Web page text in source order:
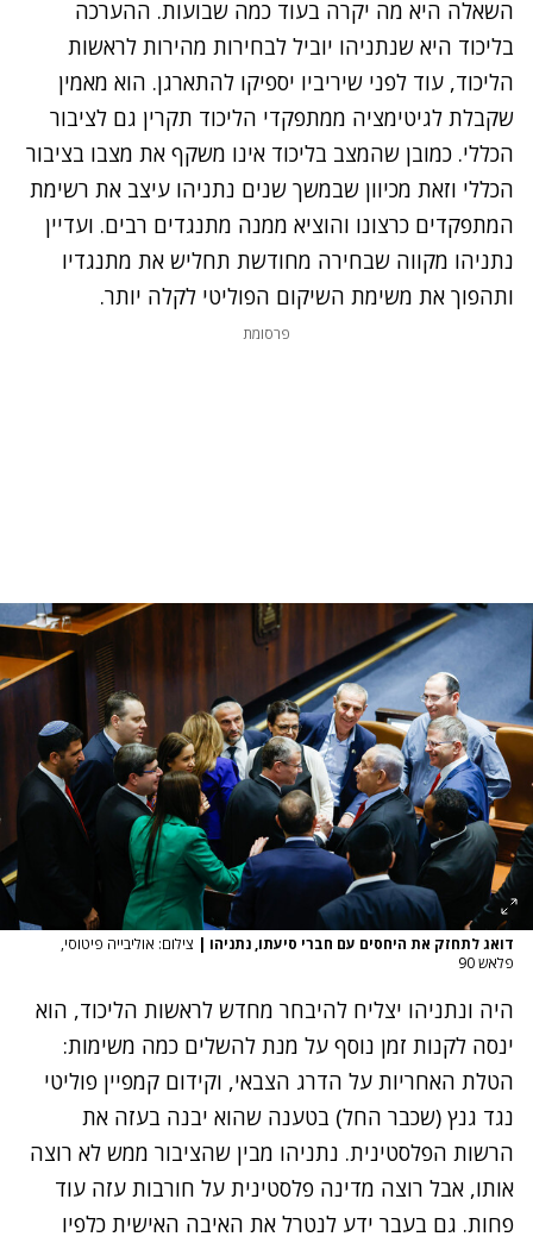
השאלה היא מה יקרה בעוד כמה שבועות. ההערכה
בליכוד היא שנתניהו יוביל לבחירות מהירות לראשות
הליכוד, עוד לפני שיריביו יספיקו להתארגן. הוא מאמין
שקבלת לגיטימציה ממתפקדי הליכוד תקרין גם לציבור
הכללי. כמובן שהמצב בליכוד אינו משקף את מצבו בציבור
הכללי וזאת מכיוון שבמשך שנים נתניהו עיצב את רשימת
המתפקדים כרצונו והוציא ממנה מתנגדים רבים. ועדיין
נתניהו מקווה שבחירה מחודשת תחליש את מתנגדיו
ותהפוך את משימת השיקום הפוליטי לקלה יותר.
פרסומת
דואג לתחזק את היחסים עם חברי סיעתו, נתניהו | צילום: אוליבייה פיטוסי,
פלאש 90
היה ונתניהו יצליח להיבחר מחדש לראשות הליכוד, הוא
ינסה לקנות זמן נוסף על מנת להשלים כמה משימות:
הטלת האחריות על הדרג הצבאי, וקידום קמפיין פוליטי
נגד גנץ (שכבר החל) בטענה שהוא יבנה בעזה את
הרשות הפלסטינית. נתניהו מבין שהציבור ממש לא רוצה
אותו, אבל רוצה מדינה פלסטינית על חורבות עזה עוד
פחות. גם בעבר ידע לנטרל את האיבה האישית כלפיו